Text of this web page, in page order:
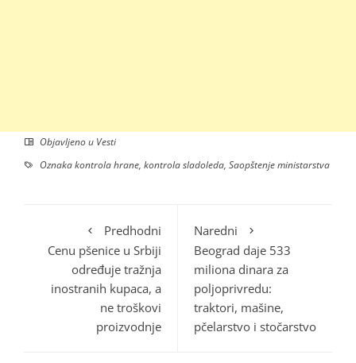
Objavljeno u Vesti
Oznakakontrola hrane, kontrola sladoleda, Saopštenje ministarstva
Predhodni
Cenu pšenice u Srbiji
određuje tražnja
inostranih kupaca, a
ne troškovi
proizvodnje
Naredni
Beograd daje 533
miliona dinara za
poljoprivredu:
traktori, mašine,
pčelarstvo i stočarstvo